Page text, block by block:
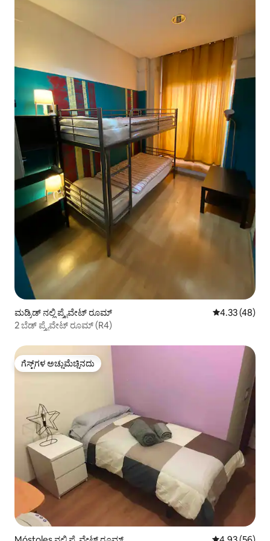
ಮಡ್ರಿಡ್ ನಲ್ಲಿ ಪ್ರೈವೇಟ್ ರೂಮ್ 5 ರಲ್ಲಿ 4.33
4.33 (48)
2 ಬೆಡ್ ಪ್ರೈವೇಟ್ ರೂಮ್ (R4)
ಗೆಸ್ಟ್‌ಗಳ ಅಚ್ಚುಮೆಚ್ಚಿನದು
ಗೆಸ್ಟ್‌ಗಳ ಅಚ್ಚುಮೆಚ್ಚಿನದು